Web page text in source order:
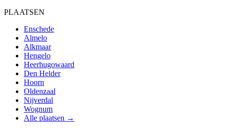
PLAATSEN
Enschede
Almelo
Alkmaar
Hengelo
Heerhugowaard
Den Helder
Hoorn
Oldenzaal
Nijverdal
Wognum
Alle plaatsen →